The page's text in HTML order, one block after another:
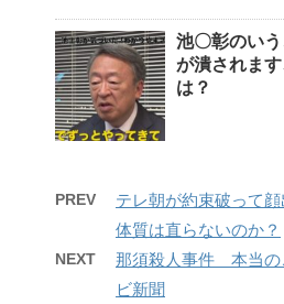
池〇彰のい
が潰されま
は？
PREV
テレ朝が約束破って
体質は直らないのか？
NEXT
那須殺人事件 本当の
ビ新聞